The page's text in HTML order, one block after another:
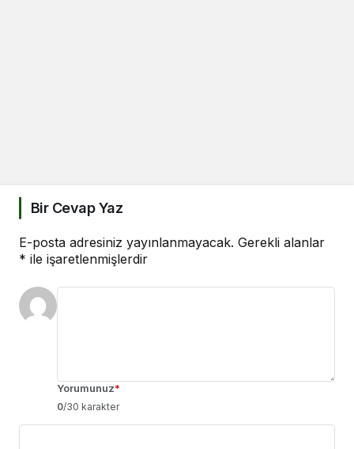
Bir Cevap Yaz
E-posta adresiniz yayınlanmayacak. Gerekli alanlar
* ile işaretlenmişlerdir
Yorumunuz*
0/30 karakter